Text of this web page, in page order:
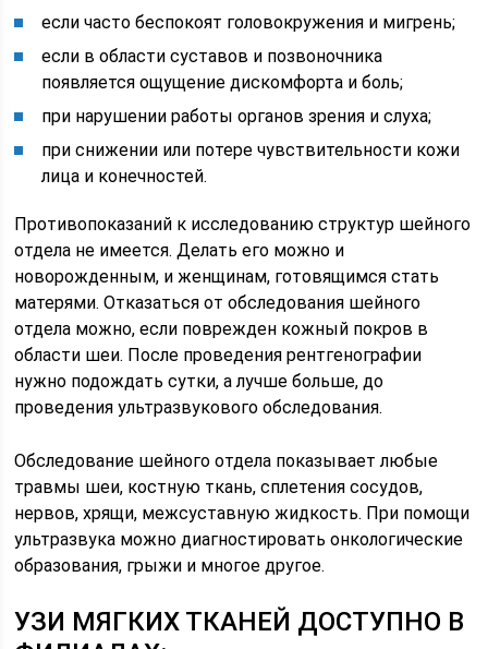
если часто беспокоят головокружения и мигрень;
если в области суставов и позвоночника
появляется ощущение дискомфорта и боль;
при нарушении работы органов зрения и слуха;
при снижении или потере чувствительности кожи
лица и конечностей.
Противопоказаний к исследованию структур шейного
отдела не имеется. Делать его можно и
новорожденным, и женщинам, готовящимся стать
матерями. Отказаться от обследования шейного
отдела можно, если поврежден кожный покров в
области шеи. После проведения рентгенографии
нужно подождать сутки, а лучше больше, до
проведения ультразвукового обследования.
Обследование шейного отдела показывает любые
травмы шеи, костную ткань, сплетения сосудов,
нервов, хрящи, межсуставную жидкость. При помощи
ультразвука можно диагностировать онкологические
образования, грыжи и многое другое.
УЗИ МЯГКИХ ТКАНЕЙ ДОСТУПНО В